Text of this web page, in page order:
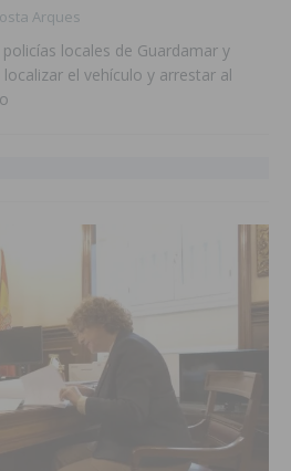
Arques
locales de Guardamar y
el vehículo y arrestar al